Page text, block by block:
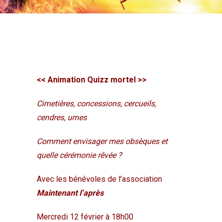
Vous êtes ici :
<< Animation Quizz mortel >>
Cimetières, concessions, cercueils,
cendres, urnes
Comment envisager mes obsèques et
quelle cérémonie rêvée ?
Avec les bénévoles de l’association
Maintenant l’après
Mercredi 12 février à 18h00